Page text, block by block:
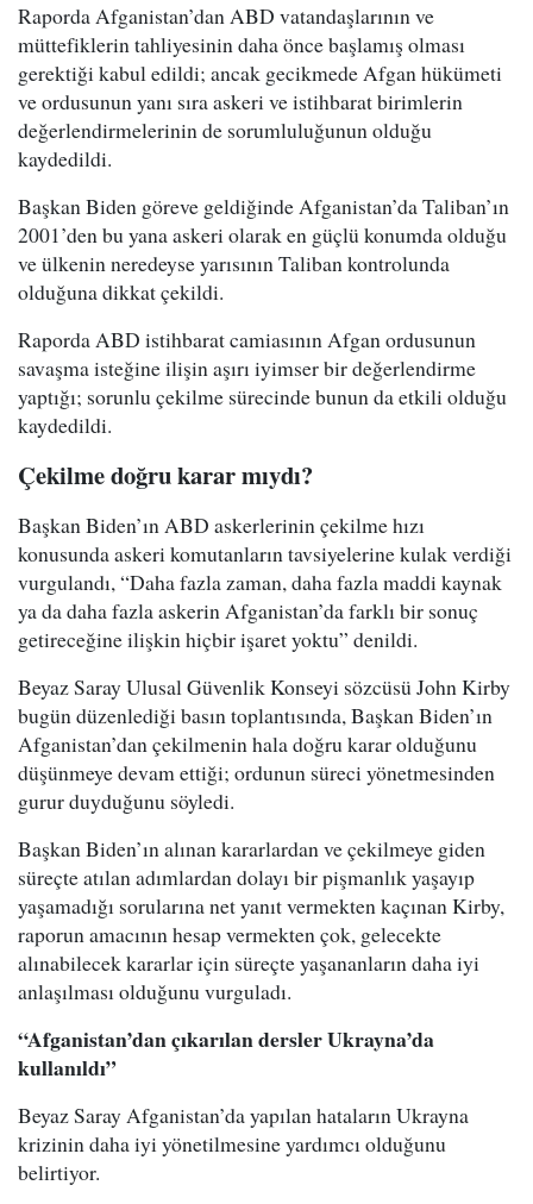
Raporda Afganistan’dan ABD vatandaşlarının ve
müttefiklerin tahliyesinin daha önce başlamış olması
gerektiği kabul edildi; ancak gecikmede Afgan hükümeti
ve ordusunun yanı sıra askeri ve istihbarat birimlerin
değerlendirmelerinin de sorumluluğunun olduğu
kaydedildi.
Başkan Biden göreve geldiğinde Afganistan’da Taliban’ın
2001’den bu yana askeri olarak en güçlü konumda olduğu
ve ülkenin neredeyse yarısının Taliban kontrolunda
olduğuna dikkat çekildi.
Raporda ABD istihbarat camiasının Afgan ordusunun
savaşma isteğine ilişin aşırı iyimser bir değerlendirme
yaptığı; sorunlu çekilme sürecinde bunun da etkili olduğu
kaydedildi.
Çekilme doğru karar mıydı?
Başkan Biden’ın ABD askerlerinin çekilme hızı
konusunda askeri komutanların tavsiyelerine kulak verdiği
vurgulandı, “Daha fazla zaman, daha fazla maddi kaynak
ya da daha fazla askerin Afganistan’da farklı bir sonuç
getireceğine ilişkin hiçbir işaret yoktu” denildi.
Beyaz Saray Ulusal Güvenlik Konseyi sözcüsü John Kirby
bugün düzenlediği basın toplantısında, Başkan Biden’ın
Afganistan’dan çekilmenin hala doğru karar olduğunu
düşünmeye devam ettiği; ordunun süreci yönetmesinden
gurur duyduğunu söyledi.
Başkan Biden’ın alınan kararlardan ve çekilmeye giden
süreçte atılan adımlardan dolayı bir pişmanlık yaşayıp
yaşamadığı sorularına net yanıt vermekten kaçınan Kirby,
raporun amacının hesap vermekten çok, gelecekte
alınabilecek kararlar için süreçte yaşananların daha iyi
anlaşılması olduğunu vurguladı.
“Afganistan’dan çıkarılan dersler Ukrayna’da
kullanıldı”
Beyaz Saray Afganistan’da yapılan hataların Ukrayna
krizinin daha iyi yönetilmesine yardımcı olduğunu
belirtiyor.